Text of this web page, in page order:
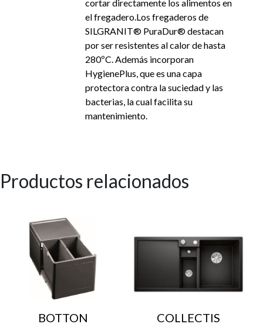
cortar directamente los alimentos en
el fregadero.Los fregaderos de
SILGRANIT® PuraDur® destacan
por ser resistentes al calor de hasta
280ºC. Además incorporan
HygienePlus, que es una capa
protectora contra la suciedad y las
bacterias, la cual facilita su
mantenimiento.
Productos relacionados
BOTTON COLLECTIS